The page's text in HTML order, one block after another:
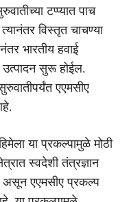
टप्प्यात पाच
विस्तृत चाचण्या
भारतीय हवाई
उत्पादन सुरू होईल.
एएमसीए
या प्रकल्पामुळे मोठी
स्वदेशी तंत्रज्ञान
असून एएमसीए प्रकल्प